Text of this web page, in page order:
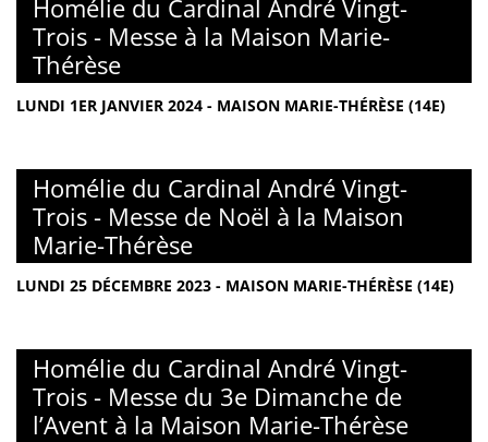
Homélie du Cardinal André Vingt-
Trois - Messe à la Maison Marie-
Thérèse
LUNDI 1ER JANVIER 2024 - MAISON MARIE-THÉRÈSE (14E)
Homélie du Cardinal André Vingt-
Trois - Messe de Noël à la Maison
Marie-Thérèse
LUNDI 25 DÉCEMBRE 2023 - MAISON MARIE-THÉRÈSE (14E)
Homélie du Cardinal André Vingt-
Trois - Messe du 3e Dimanche de
l’Avent à la Maison Marie-Thérèse